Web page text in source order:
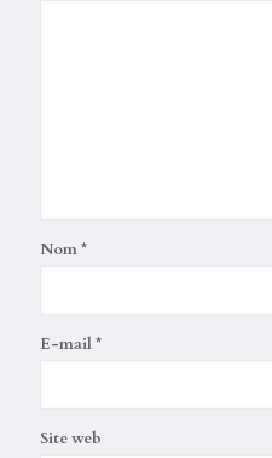
Nom*
E-mail*
Site web